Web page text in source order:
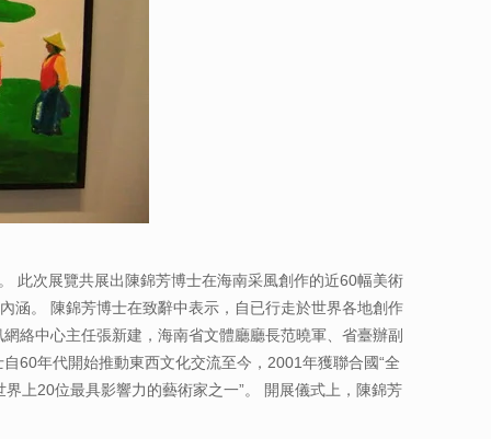
此次展覽共展出陳錦芳博士在海南采風創作的近60幅美術
涵。 陳錦芳博士在致辭中表示，自已行走於世界各地創作
絡中心主任張新建，海南省文體廳廳長范曉軍、省臺辦副
60年代開始推動東西文化交流至今，2001年獲聯合國“全
上20位最具影響力的藝術家之一”。 開展儀式上，陳錦芳